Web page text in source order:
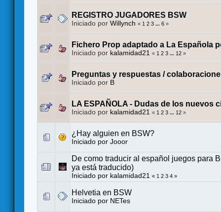
REGISTRO JUGADORES BSW
Iniciado por Willynch « 1 2 3 ... 6 »
Fichero Prop adaptado a La Española
Iniciado por kalamidad21 « 1 2 3 ... 12 »
Preguntas y respuestas /
Iniciado por B
LA ESPAÑOLA - Dudas de los nuevos
Iniciado por kalamidad21 « 1 2 3 ... 12 »
¿Hay alguien en BSW?
Iniciado por Jooor
De como traducir al español juegos para
ya está traducido)
Iniciado por kalamidad21 « 1 2 3 4 »
Helvetia en BSW
Iniciado por NETes